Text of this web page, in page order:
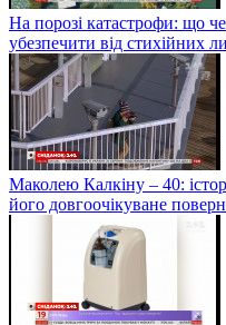
На порозі катастрофи: що
убезпечити від стихійних
Маколею Калкіну – 40:
його довгоочікуване